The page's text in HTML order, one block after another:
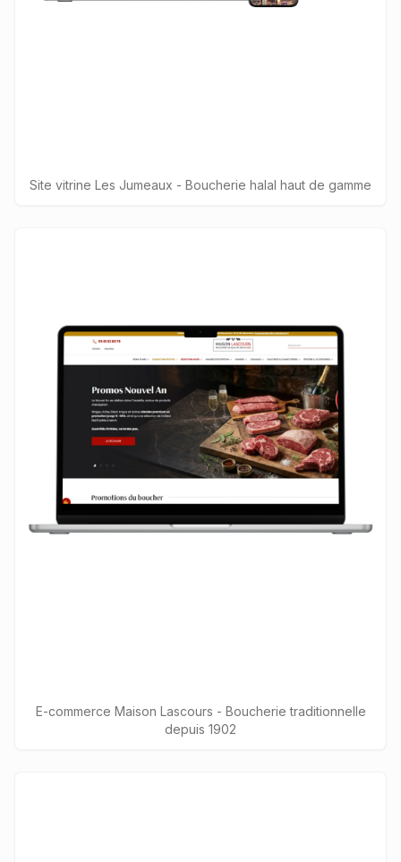
Site vitrine Les Jumeaux - Boucherie halal haut de gamme
E-commerce Maison Lascours - Boucherie traditionnelle
depuis 1902